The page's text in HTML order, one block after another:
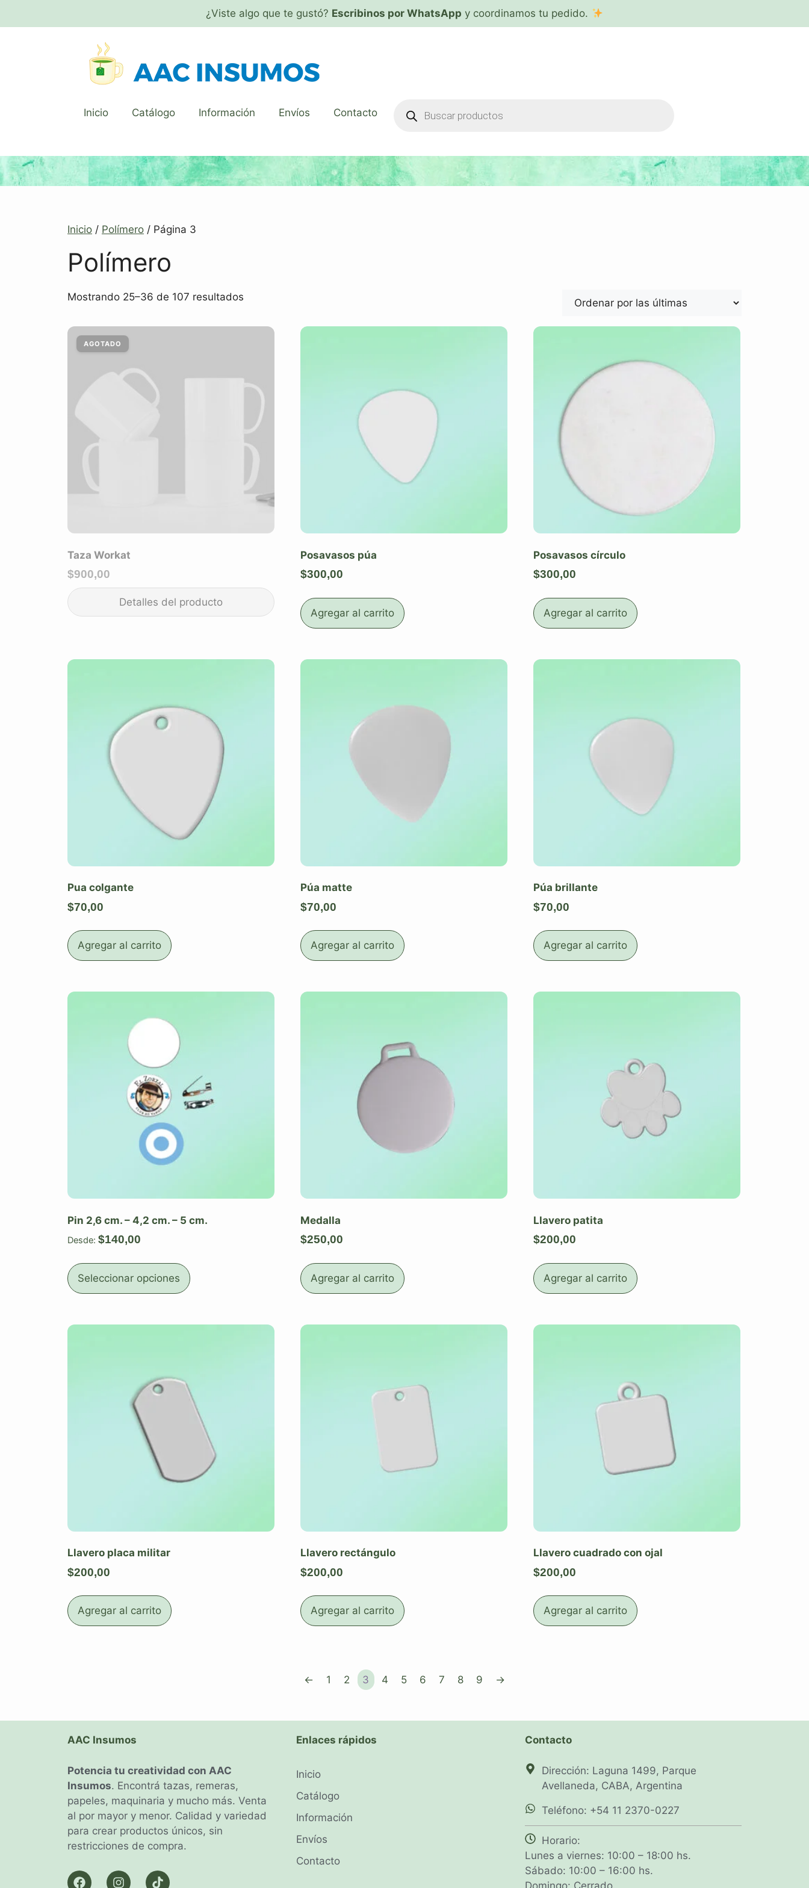
¿Viste algo que te gustó? Escribinos por WhatsApp y coordinamos tu pedido.
Inicio Catálogo Información Envíos Contacto
Inicio / Polímero / Página 3
Polímero
Mostrando 25–36 de 107 resultados
Taza Workat
$900,00
Posavasos púa
$300,00
Agregar al carrito
Posavasos círculo
$300,00
Agregar al carrito
Pua colgante
$70,00
Agregar al carrito
Púa matte
$70,00
Agregar al carrito
Púa brillante
$70,00
Agregar al carrito
Pin 2,6 cm. – 4,2 cm. – 5 cm.
Desde: $140,00
Seleccionar opciones
Medalla
$250,00
Agregar al carrito
Llavero patita
$200,00
Agregar al carrito
Llavero placa militar
$200,00
Agregar al carrito
Llavero rectángulo
$200,00
Agregar al carrito
Llavero cuadrado con ojal
$200,00
Agregar al carrito
← 1 2 3 4 5 6 7 8 9 →
AAC Insumos
Potencia tu creatividad con AAC
Insumos. Encontrá tazas, remeras,
papeles, maquinaria y mucho más. Venta
al por mayor y menor. Calidad y variedad
para crear productos únicos, sin
restricciones de compra.
Enlaces rápidos
Inicio
Catálogo
Información
Envíos
Contacto
Contacto
Dirección: Laguna 1499, Parque
Avellaneda, CABA, Argentina
Teléfono: +54 11 2370-0227
Horario:
Lunes a viernes: 10:00 – 18:00 hs.
Sábado: 10:00 – 16:00 hs.
Domingo: Cerrado